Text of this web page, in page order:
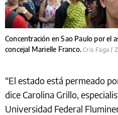
Concentración en Sao Paulo por el
concejal Marielle Franco.Cris Faga /
“El estado está permeado
dice Carolina Grillo,
Universidad Federal